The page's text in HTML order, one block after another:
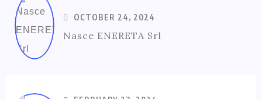
OCTOBER 24, 2024
Nasce ENERETA Srl